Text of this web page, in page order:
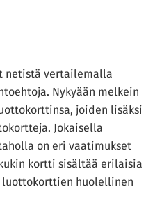
netistä vertailemalla
Nykyään melkein
joiden lisäksi
Jokaisella
on eri vaatimukset
kortti sisältää erilaisia
luottokorttien huolellinen